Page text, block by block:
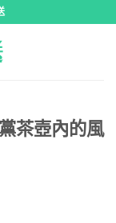
茶壺內的風